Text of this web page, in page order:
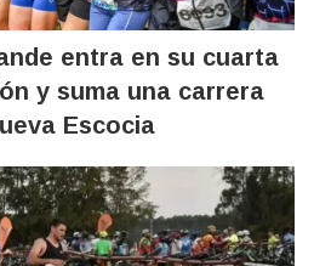
entra en su cuarta
y suma una carrera
Escocia